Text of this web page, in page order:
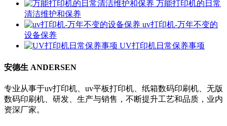
万能打印机的日常
清洁维护和保养
uv打印机-万年不变的
设备保养
UV打印机日常保养事项
安德生 ANDERSEN
专业从事于uv打印机、uv平板打印机、纸箱数码印刷机、无版
数码印刷机、研发、生产与销售，不断提升工艺和品质，业内
资深厂家。